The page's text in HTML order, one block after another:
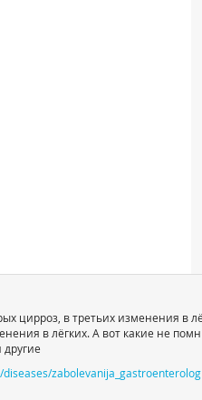
цирроз, в третьих изменения в
в лёгких. А вот какие не